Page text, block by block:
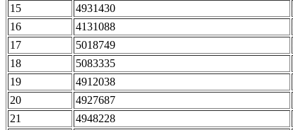
15 4931430
16 4131088
17 5018749
18 5083335
19 4912038
20 4927687
21 4948228